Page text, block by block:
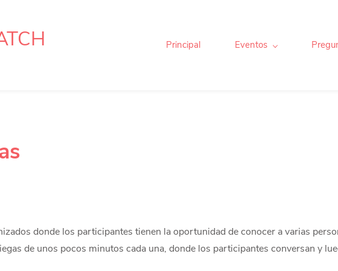
Principal Eventos
donde los participantes tienen la oportunidad de conocer a varias
de unos pocos minutos cada una, donde los participantes conversan y